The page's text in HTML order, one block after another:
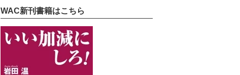
WAC新刊書籍はこちら